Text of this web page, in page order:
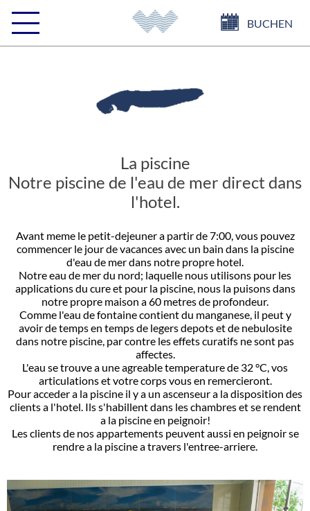
BUCHEN
La piscine
Notre piscine de l'eau de mer direct dans
l'hotel.
Avant meme le petit-dejeuner a partir de 7:00, vous pouvez
commencer le jour de vacances avec un bain dans la piscine
d'eau de mer dans notre propre hotel.
Notre eau de mer du nord; laquelle nous utilisons pour les
applications du cure et pour la piscine, nous la puisons dans
notre propre maison a 60 metres de profondeur.
Comme l'eau de fontaine contient du manganese, il peut y
avoir de temps en temps de legers depots et de nebulosite
dans notre piscine, par contre les effets curatifs ne sont pas
affectes.
L'eau se trouve a une agreable temperature de 32 °C, vos
articulations et votre corps vous en remercieront.
Pour acceder a la piscine il y a un ascenseur a la disposition des
clients a l'hotel. Ils s'habillent dans les chambres et se rendent
a la piscine en peignoir!
Les clients de nos appartements peuvent aussi en peignoir se
rendre a la piscine a travers l'entree-arriere.